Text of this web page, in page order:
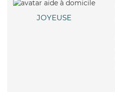
JOYEUSE